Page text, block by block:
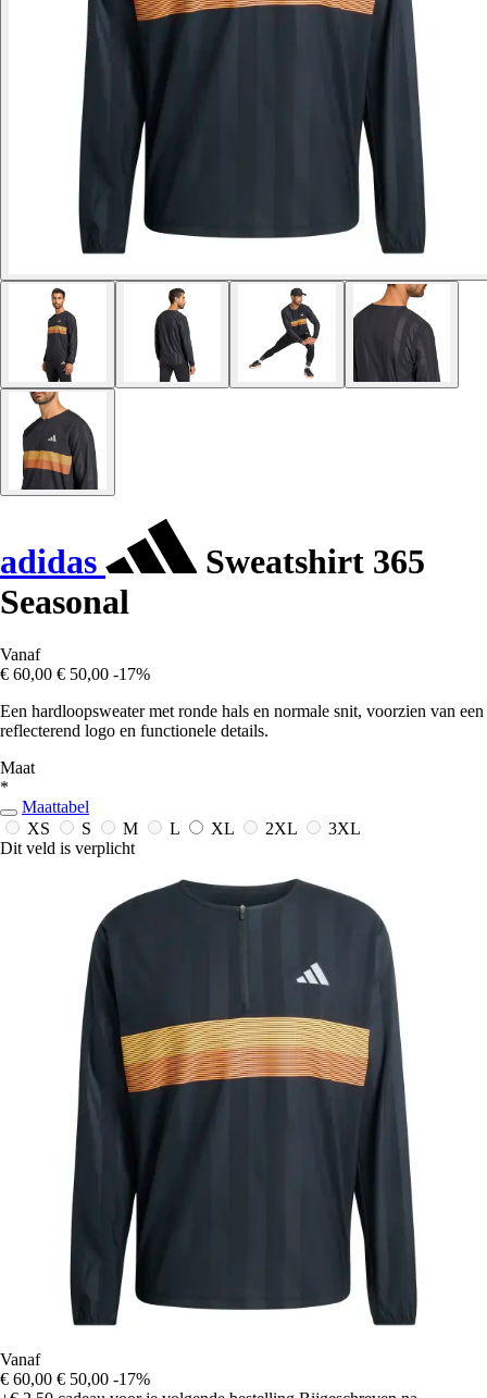
adidas
Sweatshirt 365
Seasonal
Vanaf
€ 60,00 € 50,00 -17%
Een hardloopsweater met ronde hals en normale snit, voorzien van een
reflecterend logo en functionele details.
Maat
*
Maattabel
XS
S M L XL 2XL
3XL
Dit veld is verplicht
Vanaf
€ 60,00 € 50,00 -17%